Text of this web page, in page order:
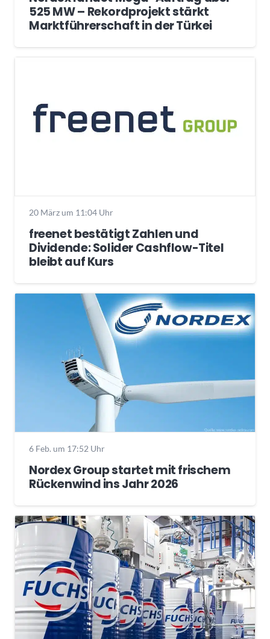
525 MW – Rekordprojekt stärkt
Marktführerschaft in der Türkei
20 März um 11:04 Uhr
freenet bestätigt Zahlen und
Dividende: Solider Cashflow-Titel
bleibt auf Kurs
6 Feb. um 17:52 Uhr
Nordex Group startet mit frischem
Rückenwind ins Jahr 2026